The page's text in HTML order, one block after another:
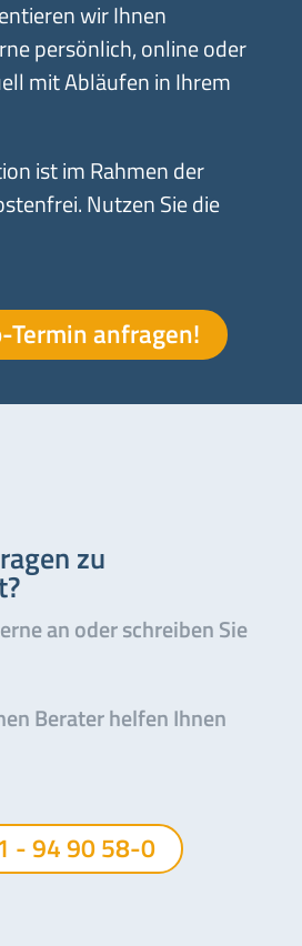
wir Ihnen
persönlich, online oder
mit Abläufen in Ihrem
ist im Rahmen der
Nutzen Sie die
Termin anfragen!
zu
an oder schreiben Sie
Berater helfen Ihnen
- 94 90 58-0